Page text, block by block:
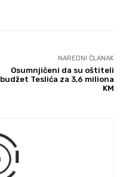
NAREDNI ČLANAK
Osumnjičeni da su oštiteli
budžet Teslića za 3,6 miliona
KM